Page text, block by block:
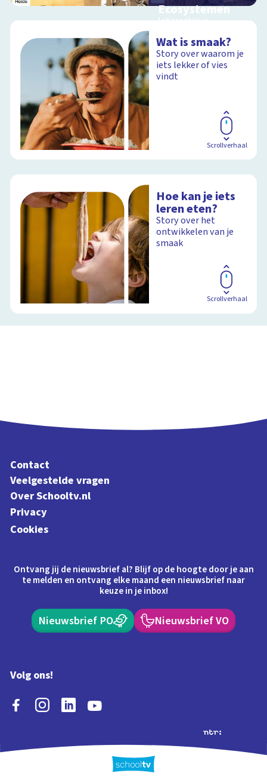
Ecosystemen
Interactieve
Veluwe
Wat is smaak?
Story over waarom je
iets lekker of vies
vindt
Scrollverhaal
Hoe kan je iets
leren eten?
Story over het
ontwikkelen van je
smaak
Scrollverhaal
Contact
Veelgestelde vragen
Over Schooltv.nl
Privacy
Cookies
Ontvang jij de nieuwsbrief al? Blijf op de hoogte door je aan
te melden en ontvang elke maand een nieuwsbrief naar
keuze in je inbox!
Nieuwsbrief PO Nieuwsbrief VO
Volg ons!